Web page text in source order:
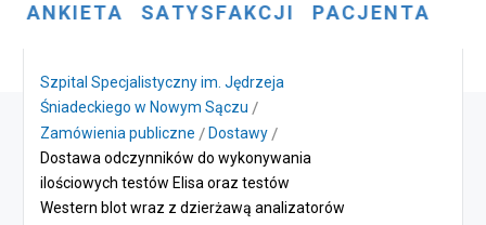
ANKIETA SATYSFAKCJI PACJENTA
Szpital Specjalistyczny im. Jędrzeja
Śniadeckiego w Nowym Sączu
Zamówienia publiczne
Dostawy
Dostawa odczynników do wykonywania
ilościowych testów Elisa oraz testów
Western blot wraz z dzierżawą analizatorów